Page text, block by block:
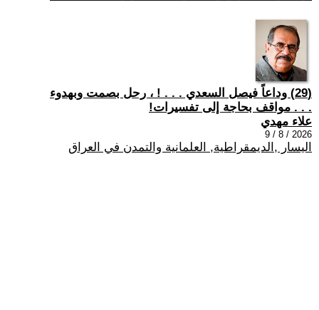
(29) وداعاً فيصل السعدي . . . ! ، رحل بصمت وبهدوء
. . . مواقف بحاجة إلى تفسيرات!
علاء مهدي
2026 / 8 / 9
اليسار ,الديمقراطية, العلمانية والتمدن في العراق